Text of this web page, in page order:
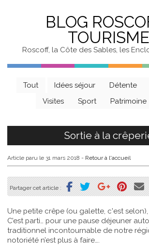
BLOG
TOURISME
Roscoff, la Côte des Sables, les
Tout Idées séjour Détente
Visites
Sport Patrimoine
Sortie à la
Article paru le 31 mars 2018 - Retour à l'accueil
Partager cet article :
Une petite crêpe (ou galette, c'est
C’est parti… pour une pause déjeuner
traditionnel incontournable de notre
notoriété n’est plus à faire….